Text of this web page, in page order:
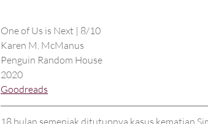
One of Us is Next | 8/10
Karen M. McManus
Penguin Random House
2020
Goodreads
18 bulan semenjak ditutupnya kasus kematian